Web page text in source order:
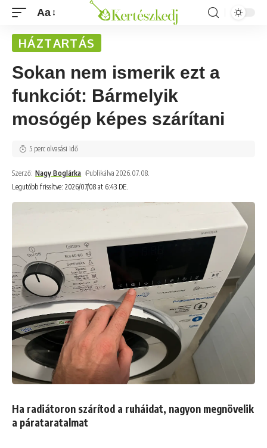
Aa
HÁZTARTÁS
Sokan nem ismerik ezt a
funkciót: Bármelyik
mosógép képes szárítani
Legutóbb frissítve: 2026/07/08 at 6:43 DE.
Szerző: Nagy Boglárka Publikálva 2026.07.08.
5 perc olvasási idő
Ha radiátoron szárítod a ruháidat, nagyon megnövelik
a párataratalmat